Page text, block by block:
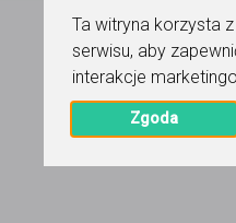
Ta witryna korzysta
serwisu, aby
interakcje
Zgoda